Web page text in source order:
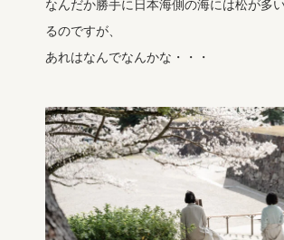
なんだか勝手に日本海側の海には松が多
るのですが、
あれはなんでなんかな・・・